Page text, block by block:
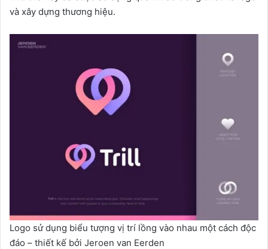
và xây dựng thương hiệu.
Logo sử dụng biểu tượng vị trí lồng vào nhau một cách độc
đáo – thiết kế bởi Jeroen van Eerden